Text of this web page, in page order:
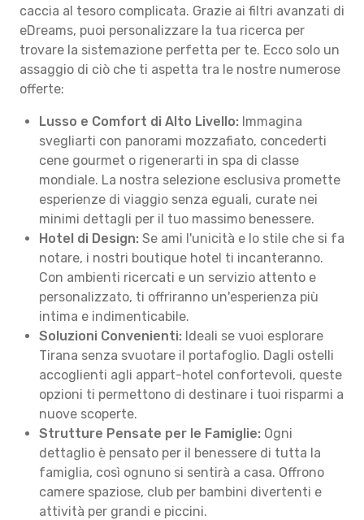
caccia al tesoro complicata. Grazie ai filtri avanzati di
eDreams, puoi personalizzare la tua ricerca per
trovare la sistemazione perfetta per te. Ecco solo un
assaggio di ciò che ti aspetta tra le nostre numerose
offerte:
Lusso e Comfort di Alto Livello: Immagina
svegliarti con panorami mozzafiato, concederti
cene gourmet o rigenerarti in spa di classe
mondiale. La nostra selezione esclusiva promette
esperienze di viaggio senza eguali, curate nei
minimi dettagli per il tuo massimo benessere.
Hotel di Design: Se ami l'unicità e lo stile che si fa
notare, i nostri boutique hotel ti incanteranno.
Con ambienti ricercati e un servizio attento e
personalizzato, ti offriranno un'esperienza più
intima e indimenticabile.
Soluzioni Convenienti: Ideali se vuoi esplorare
Tirana senza svuotare il portafoglio. Dagli ostelli
accoglienti agli appart-hotel confortevoli, queste
opzioni ti permettono di destinare i tuoi risparmi a
nuove scoperte.
Strutture Pensate per le Famiglie: Ogni
dettaglio è pensato per il benessere di tutta la
famiglia, così ognuno si sentirà a casa. Offrono
camere spaziose, club per bambini divertenti e
attività per grandi e piccini.